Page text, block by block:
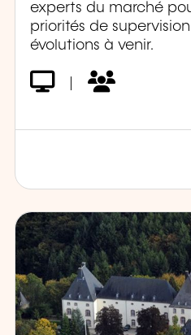
experts du marché
priorités de
évolutions à venir.
|